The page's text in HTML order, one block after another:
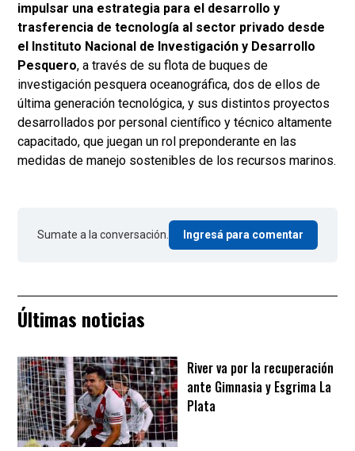
impulsar una estrategia para el desarrollo y
trasferencia de tecnología al sector privado desde
el Instituto Nacional de Investigación y Desarrollo
Pesquero, a través de su flota de buques de
investigación pesquera oceanográfica, dos de ellos de
última generación tecnológica, y sus distintos proyectos
desarrollados por personal científico y técnico altamente
capacitado, que juegan un rol preponderante en las
medidas de manejo sostenibles de los recursos marinos.
Sumate a la conversación. Ingresá para comentar
Últimas noticias
River va por la recuperación
ante Gimnasia y Esgrima La
Plata